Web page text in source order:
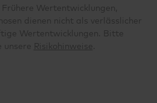
Wertentwicklungen,
dienen nicht als verlässlicher
Wertentwicklungen. Bitte
unsere Risikohinweise